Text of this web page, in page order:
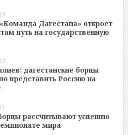
Дагестана» откроет
путь на государственную
дагестанские борцы
представить Россию на
рассчитывают успешно
мира